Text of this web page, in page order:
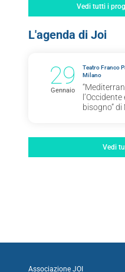
Vedi tutti i
L'agenda di Joi
29
Gennaio
Teatro Franco
Milano
bisogno”
Vedi
Associazione JOI